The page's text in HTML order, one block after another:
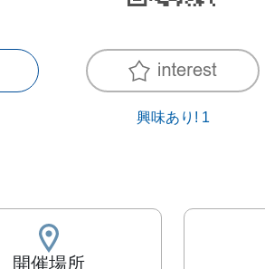
興味あり! 1
開催場所